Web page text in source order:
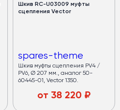
Шкив RC-U03009 муфты
сцепления Vector
spares-theme
Шкив муфты сцепления PV4 /
PV6, Ø 207 мм., аналог 50-
60445-01, Vector 1350.
от 38 220 ₽